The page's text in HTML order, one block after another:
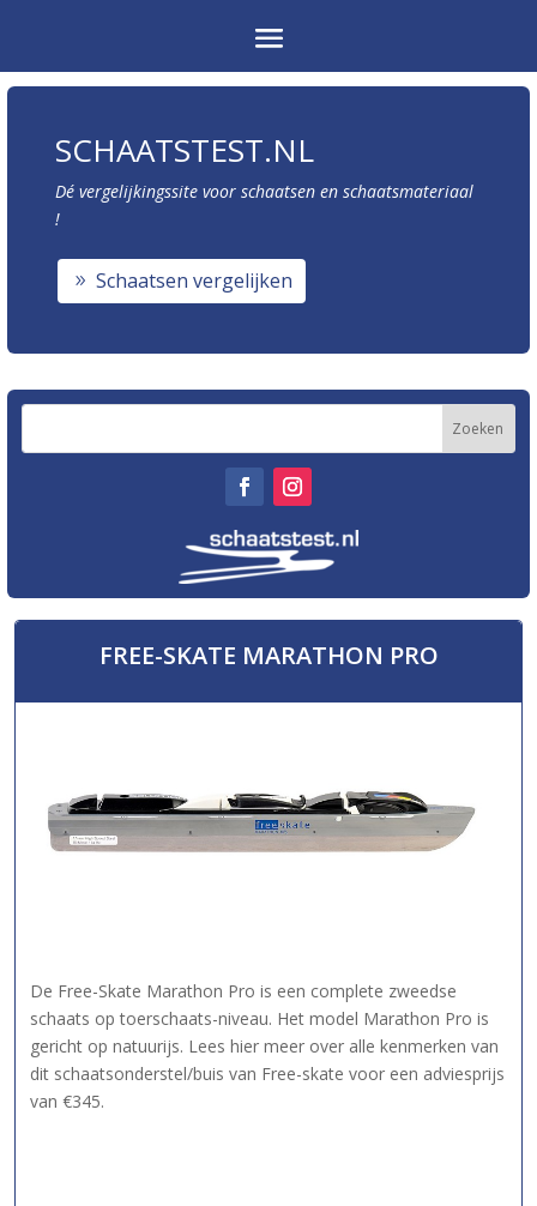
SCHAATSTEST.NL
Dé vergelijkingssite voor schaatsen en schaatsmateriaal
!
Schaatsen vergelijken
FREE-SKATE MARATHON PRO
De Free-Skate Marathon Pro is een complete zweedse
schaats op toerschaats-niveau. Het model Marathon Pro is
gericht op natuurijs. Lees hier meer over alle kenmerken van
dit schaatsonderstel/buis van Free-skate voor een adviesprijs
van €345.